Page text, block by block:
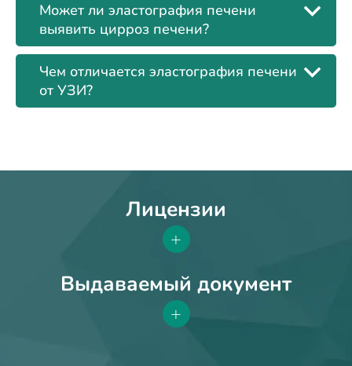
Может ли эластография печени
выявить цирроз печени?
Чем отличается эластография печени
от УЗИ?
Лицензии
+
Выдаваемый документ
+